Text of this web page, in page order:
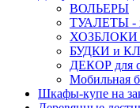
ВОЛЬЕРЫ
ТУАЛЕТЫ -
ХОЗБЛОКИ
БУДКИ и
ДЕКОР для
Мобильная
Шкафы-купе на